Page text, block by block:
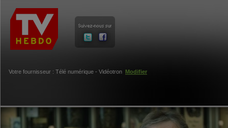
Votre fournisseur : Télé numérique - Vidéotron Modifier